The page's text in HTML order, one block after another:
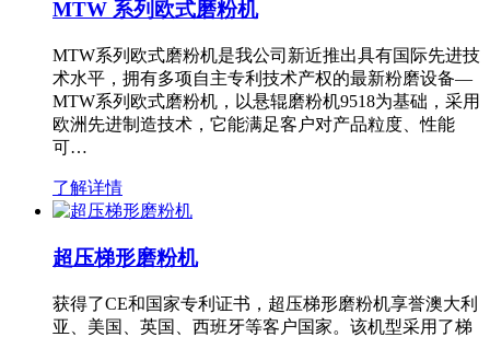
MTW 系列欧式磨粉机
MTW系列欧式磨粉机是我公司新近推出具有国际先进技
术水平，拥有多项自主专利技术产权的最新粉磨设备—
MTW系列欧式磨粉机，以悬辊磨粉机9518为基础，采用
欧洲先进制造技术，它能满足客户对产品粒度、性能
可…
了解详情
超压梯形磨粉机
获得了CE和国家专利证书，超压梯形磨粉机享誉澳大利
亚、美国、英国、西班牙等客户国家。该机型采用了梯